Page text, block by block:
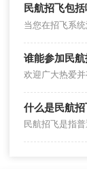
民航招飞包
谁能参加民航
什么是民航招